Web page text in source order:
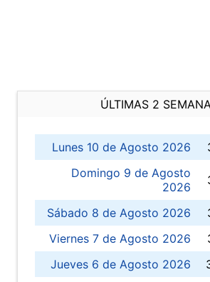
ÚLTIMAS 2
Lunes 10 de Agosto 2026
Domingo 9 de Agosto
2026
Sábado 8 de Agosto 2026
Viernes 7 de Agosto 2026
Jueves 6 de Agosto 2026